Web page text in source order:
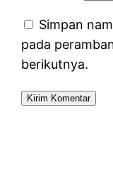
Simpan
pada
berikutnya.